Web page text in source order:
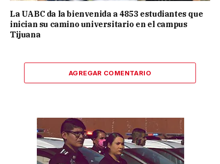
La UABC da la bienvenida a 4853 estudiantes que
inician su camino universitario en el campus
Tijuana
AGREGAR COMENTARIO